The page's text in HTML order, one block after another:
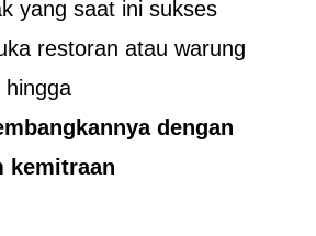
yang saat ini sukses
restoran atau warung
hingga
dengan
kemitraan